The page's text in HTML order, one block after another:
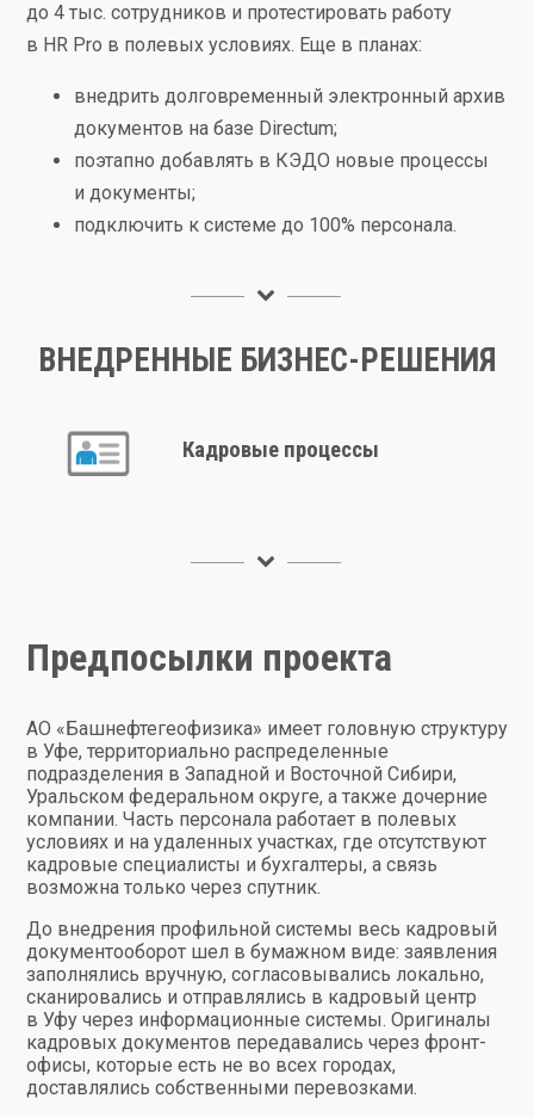
до 4 тыс. сотрудников и протестировать работу
в HR Pro в полевых условиях. Еще в планах:
внедрить долговременный электронный архив
документов на базе Directum;
поэтапно добавлять в КЭДО новые процессы
и документы;
подключить к системе до 100% персонала.
ВНЕДРЕННЫЕ БИЗНЕС-РЕШЕНИЯ
Кадровые процессы
Предпосылки проекта
АО «Башнефтегеофизика» имеет головную структуру
в Уфе, территориально распределенные
подразделения в Западной и Восточной Сибири,
Уральском федеральном округе, а также дочерние
компании. Часть персонала работает в полевых
условиях и на удаленных участках, где отсутствуют
кадровые специалисты и бухгалтеры, а связь
возможна только через спутник.
До внедрения профильной системы весь кадровый
документооборот шел в бумажном виде: заявления
заполнялись вручную, согласовывались локально,
сканировались и отправлялись в кадровый центр
в Уфу через информационные системы. Оригиналы
кадровых документов передавались через фронт-
офисы, которые есть не во всех городах,
доставлялись собственными перевозками.